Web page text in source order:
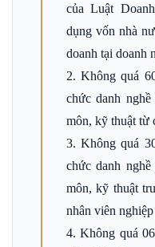
của Luật
dụng vốn nhà
doanh tại doanh
2. Không quá
chức danh
môn, kỹ thuật từ
3. Không quá
chức danh
môn, kỹ thuật
nhân viên
4. Không quá